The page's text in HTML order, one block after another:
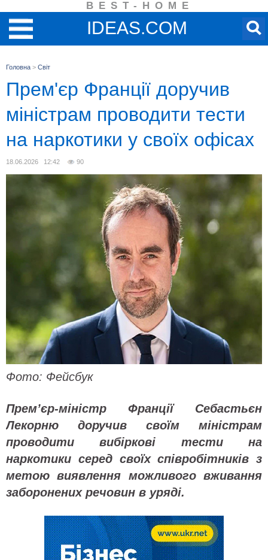
BEST-HOME
IDEAS.COM
Головна > Світ
Прем'єр Франції доручив
міністрам проводити тести
на наркотики у своїх офісах
18.06.2026 12:42 90
Фото: Фейсбук
Прем’єр-міністр Франції Себастьєн
Лекорню доручив своїм міністрам
проводити вибіркові тести на
наркотики серед своїх співробітників з
метою виявлення можливого вживання
заборонених речовин в уряді.